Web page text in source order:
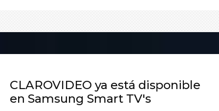
CLAROVIDEO ya está disponible
en Samsung Smart TV's